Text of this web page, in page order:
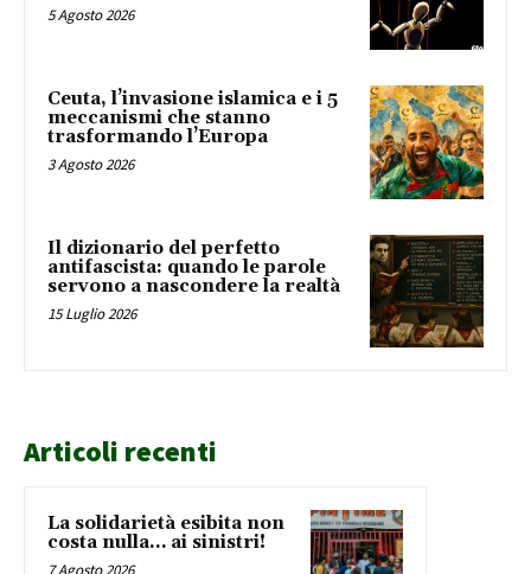
5 Agosto 2026
Ceuta, l’invasione islamica e i 5
meccanismi che stanno
trasformando l’Europa
3 Agosto 2026
Il dizionario del perfetto
antifascista: quando le parole
servono a nascondere la realtà
15 Luglio 2026
Articoli recenti
La solidarietà esibita non
costa nulla… ai sinistri!